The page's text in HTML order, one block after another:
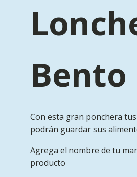
Bento
Con esta gran ponchera
podrán guardar sus
Agrega el nombre de tu
producto